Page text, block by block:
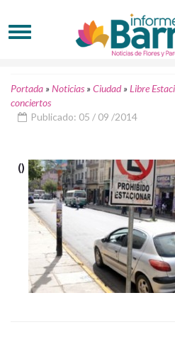
Portada »Noticias »Ciudad»Libre
conciertos
Publicado: 05 / 09 /2014
()